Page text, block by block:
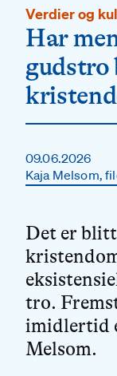
Verdier og
Har
gudstro
09.06.2026
Kaja Melsom,
Det er
tro.
imidlertid
Melsom.